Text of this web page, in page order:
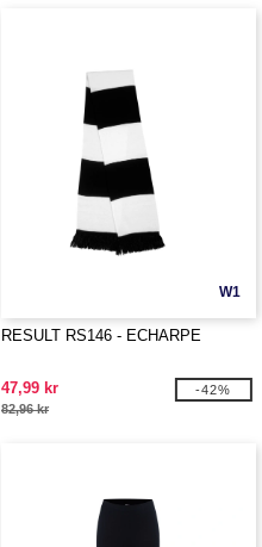
W1
RESULT RS146 - ECHARPE
47,99 kr
82,96 kr
-42%